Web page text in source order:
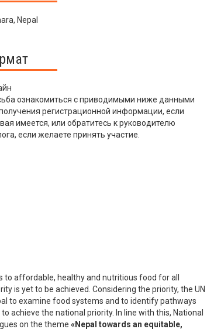
Nepal
ознакомиться с приводимыми ниже данными
регистрационной информации, если
имеется, или обратитесь к руководителю
если желаете принять участие.
to affordable, healthy and nutritious food for all
is yet to be achieved. Considering the priority, the UN
to examine food systems and to identify pathways
achieve the national priority. In line with this, National
on the theme «Nepal towards an equitable,